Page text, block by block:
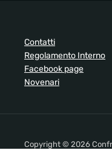
Contatti
Regolamento Interno
Facebook page
Novenari
Copyright © 2026